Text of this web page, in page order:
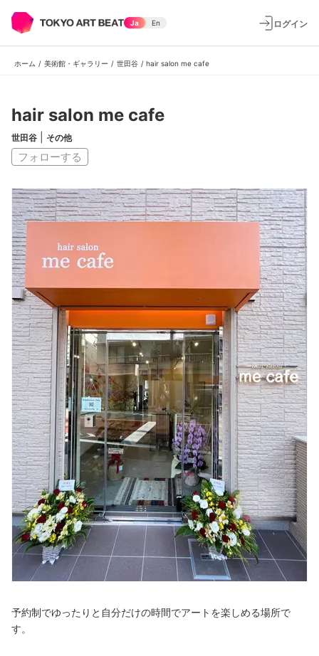
Ja En ログイン
ホーム / 美術館・ギャラリー / 世田谷 / hair salon me cafe
hair salon me cafe
世田谷 その他
フォローする
予約制でゆったりと自分だけの時間でアートを楽しめる場所で
す。